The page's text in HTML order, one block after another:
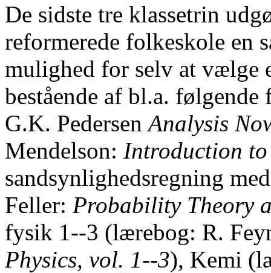
De sidste tre klassetrin
reformerede folkeskole en
mulighed for selv at vælge
bestående af bl.a.
G.K. PedersenAnalysis
Mendelson: Introduction
sandsynlighedsregning
Feller: Probability Theory
fysik 1--3 (lærebog: R.
Physics, vol. 1--3), Kemi